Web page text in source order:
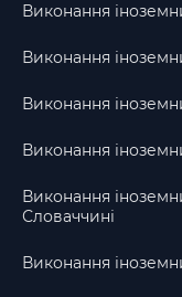
Виконання
Виконання
Виконання
Виконання
Виконання
Словаччині
Виконання